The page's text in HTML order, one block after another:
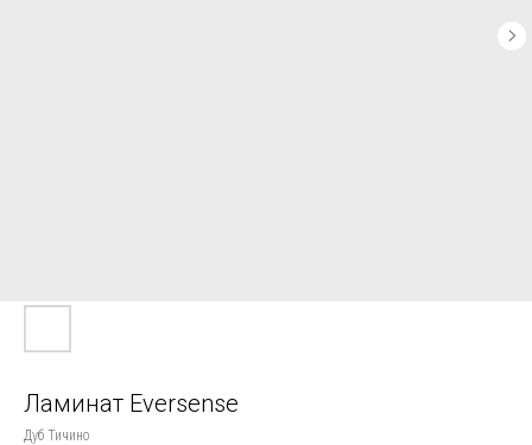
Ламинат Eversense
Дуб Тичино